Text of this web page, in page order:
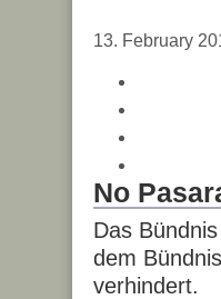
13. February
No
Das
dem
verhindert.